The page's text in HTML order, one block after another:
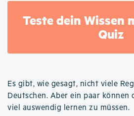
Teste dein Wissen
Quiz
Es gibt, wie gesagt, nicht viele
Deutschen. Aber ein paar können
viel auswendig lernen zu müssen.